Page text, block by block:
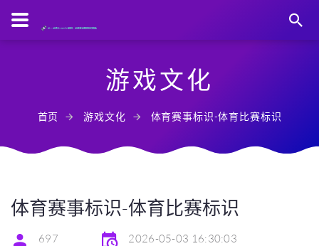
游戏文化
首页 游戏文化 体育赛事标识-体育比赛标识
体育赛事标识-体育比赛标识
697 2026-05-03 16:30:03